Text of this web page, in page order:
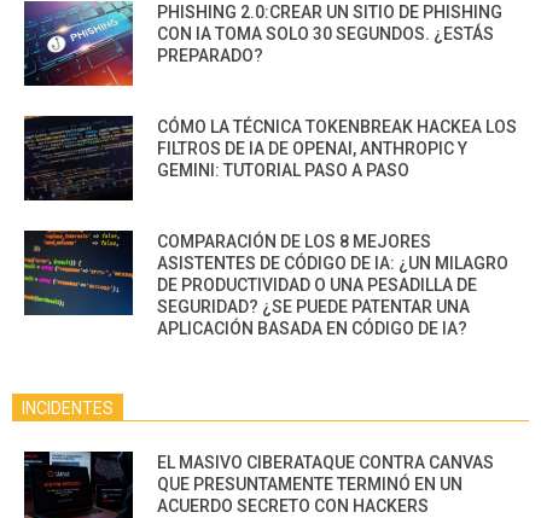
PHISHING 2.0:CREAR UN SITIO DE PHISHING
CON IA TOMA SOLO 30 SEGUNDOS. ¿ESTÁS
PREPARADO?
CÓMO LA TÉCNICA TOKENBREAK HACKEA LOS
FILTROS DE IA DE OPENAI, ANTHROPIC Y
GEMINI: TUTORIAL PASO A PASO
COMPARACIÓN DE LOS 8 MEJORES
ASISTENTES DE CÓDIGO DE IA: ¿UN MILAGRO
DE PRODUCTIVIDAD O UNA PESADILLA DE
SEGURIDAD? ¿SE PUEDE PATENTAR UNA
APLICACIÓN BASADA EN CÓDIGO DE IA?
INCIDENTES
EL MASIVO CIBERATAQUE CONTRA CANVAS
QUE PRESUNTAMENTE TERMINÓ EN UN
ACUERDO SECRETO CON HACKERS